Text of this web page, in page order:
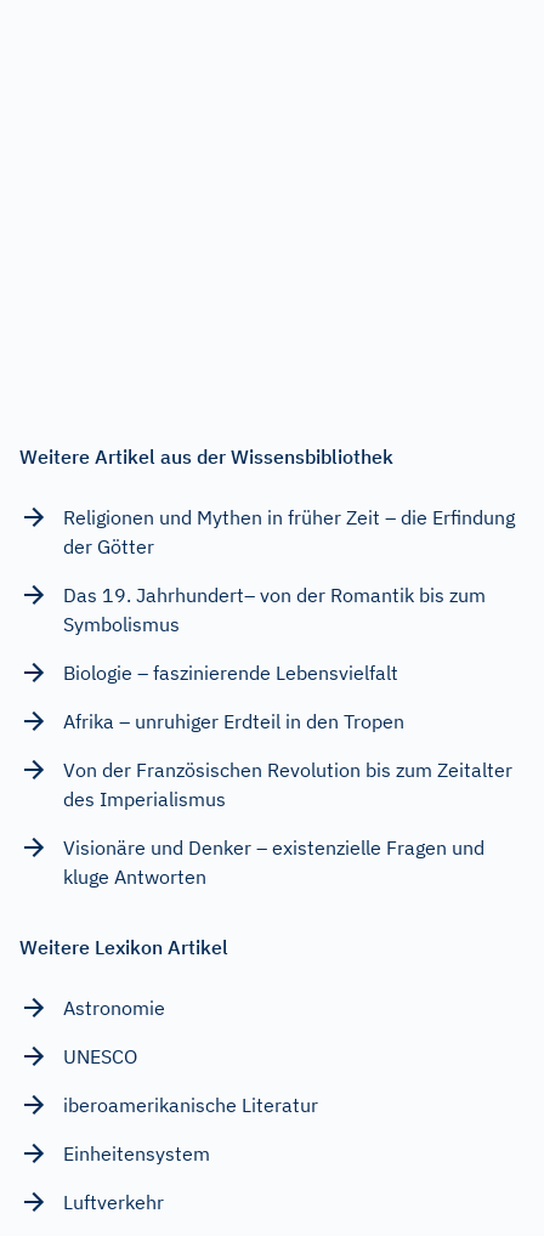
Weitere Artikel aus der Wissensbibliothek
Religionen und Mythen in früher Zeit – die Erfindung
der Götter
Das 19. Jahrhundert– von der Romantik bis zum
Symbolismus
Biologie – faszinierende Lebensvielfalt
Afrika – unruhiger Erdteil in den Tropen
Von der Französischen Revolution bis zum Zeitalter
des Imperialismus
Visionäre und Denker – existenzielle Fragen und
kluge Antworten
Weitere Lexikon Artikel
Astronomie
UNESCO
iberoamerikanische Literatur
Einheitensystem
Luftverkehr